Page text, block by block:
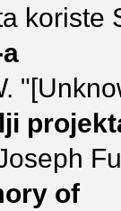
koriste
of